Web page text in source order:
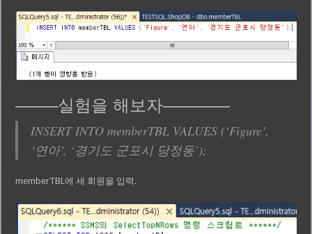
——–실험을 해보자————
INSERT INTO memberTBL VALUES (‘Figure’,
‘연아’, ‘경기도 군포시 당정동’);
memberTBL에 새 회원을 입력.